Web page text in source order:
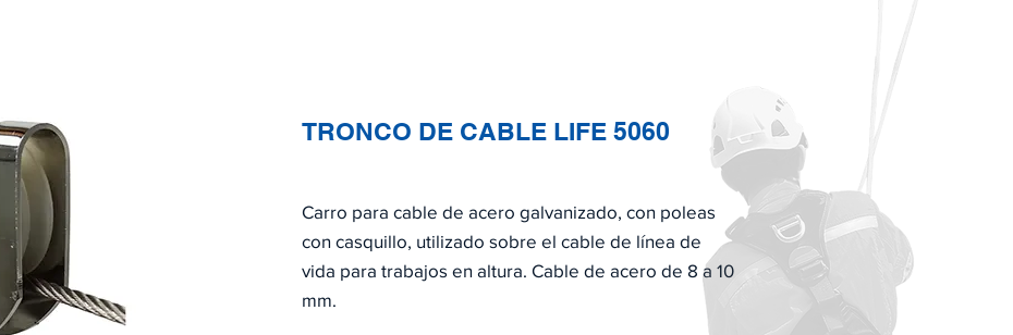
Carro para cable de acero galvanizado, con poleas
con casquillo, utilizado sobre el cable de línea de
vida para trabajos en altura. Cable de acero de 8 a 10
mm.
TRONCO DE CABLE LIFE 5060